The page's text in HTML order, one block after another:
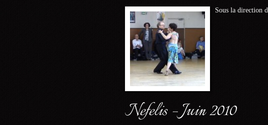
Sous la direction
Nefelis – Juin 2010